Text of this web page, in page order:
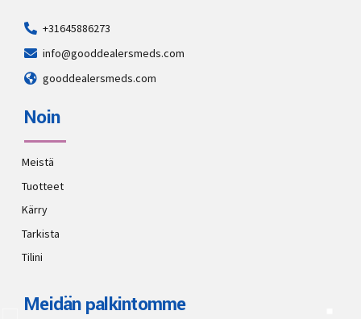
+31645886273
info@gooddealersmeds.com
gooddealersmeds.com
Noin
Meistä
Tuotteet
Kärry
Tarkista
Tilini
Meidän palkintomme